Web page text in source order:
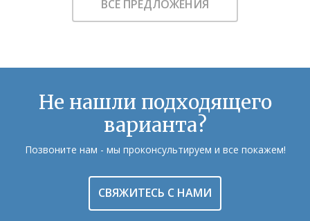
ВСЕ ПРЕДЛОЖЕНИЯ
Не нашли подходящего
варианта?
Позвоните нам - мы проконсультируем и все покажем!
СВЯЖИТЕСЬ С НАМИ